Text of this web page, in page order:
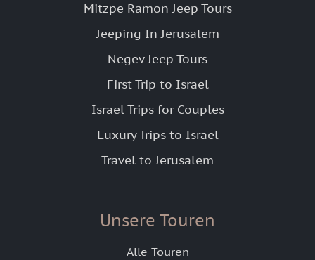
Mitzpe Ramon Jeep Tours
Jeeping In Jerusalem
Negev Jeep Tours
First Trip to Israel
Israel Trips for Couples
Luxury Trips to Israel
Travel to Jerusalem
Unsere Touren
Alle Touren